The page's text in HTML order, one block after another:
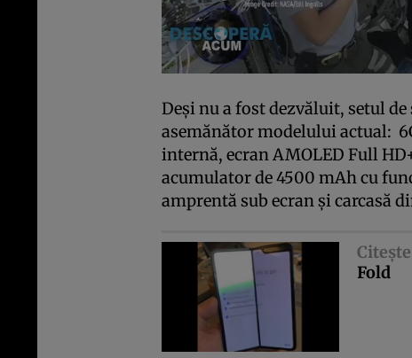
Deşi nu a fost dezvăluit, setul
asemănător modelului actual:
internă, ecran AMOLED Full
acumulator de 4500 mAh cu
amprentă sub ecran şi carcasă
Fold